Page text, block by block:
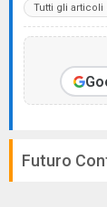
Tutti gli articoli
Futuro